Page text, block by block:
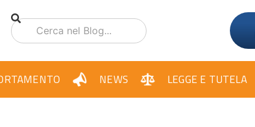
NEWS LEGGE E TUTELA